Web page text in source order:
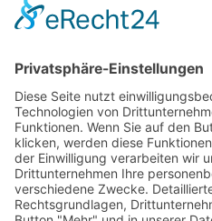
Kontakt
Mitglied werden!
Impressum
Datenschutz